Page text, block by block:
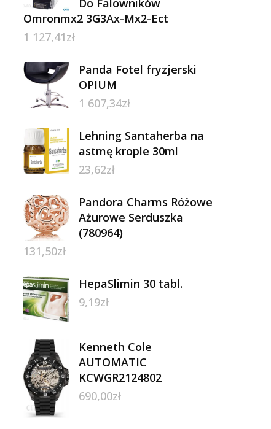
Omronmx2 3G3Ax-Mx2-Ect
1 127,41zł
Panda Fotel fryzjerski
OPIUM
1 607,34zł
Lehning Santaherba na
astmę krople 30ml
23,62zł
Pandora Charms Różowe
Ażurowe Serduszka
(780964)
131,50zł
HepaSlimin 30 tabl.
9,19zł
Kenneth Cole
AUTOMATIC
KCWGR2124802
690,00zł